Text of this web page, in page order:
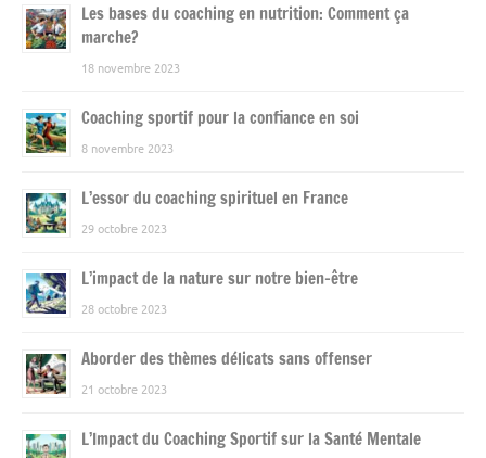
Les bases du coaching en nutrition: Comment ça
marche?
18 novembre 2023
Coaching sportif pour la confiance en soi
8 novembre 2023
L’essor du coaching spirituel en France
29 octobre 2023
L’impact de la nature sur notre bien-être
28 octobre 2023
Aborder des thèmes délicats sans offenser
21 octobre 2023
L’Impact du Coaching Sportif sur la Santé Mentale